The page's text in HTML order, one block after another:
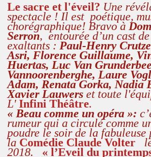
Le sacre et l'éveil? Une
spectacle ! Il est poétique,
chorégraphique! Bravo à
Serron, entourée d’un cast
exaltants : Paul-Henry
Asri, Florence Guillaume,
Huertas, Luc Van
Vannoorenberghe, Laure
Adam, Renata Gorka, Nadia
Xavier Lauwers et toute
L'Infini Théâtre.
« Beau comme un opéra »: c
rumeur qui a circulé comme
poudre le soir de la fabuleuse
la Comédie Claude Volter
2018. « l’Eveil du